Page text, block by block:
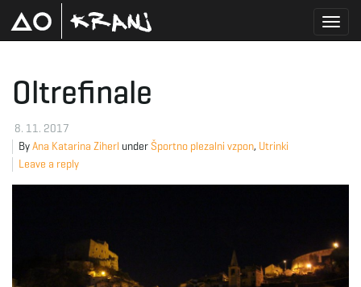
g
g
Oltrefinale
8. 11. 2017
ByAna Katarina Ziherl under Športno plezalni vzpon, Utrinki
Leave a reply